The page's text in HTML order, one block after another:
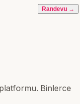
Randevu →
Binlerce